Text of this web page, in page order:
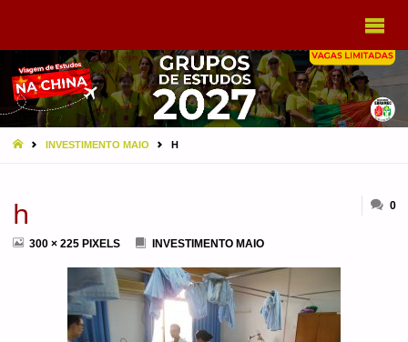
EBRAMEC
HOMEINVESTIMENTO MAIO H
h 0
FULL300 × 225 PIXELS INVESTIMENTO MAIO